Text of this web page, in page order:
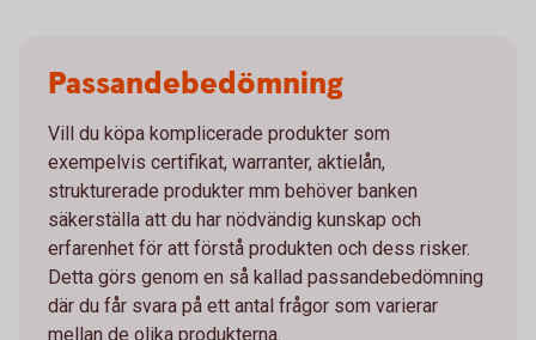
Passandebedömning
Vill du köpa komplicerade produkter som
exempelvis certifikat, warranter, aktielån,
strukturerade produkter mm behöver banken
säkerställa att du har nödvändig kunskap och
erfarenhet för att förstå produkten och dess risker.
Detta görs genom en så kallad passandebedömning
där du får svara på ett antal frågor som varierar
mellan de olika produkterna.